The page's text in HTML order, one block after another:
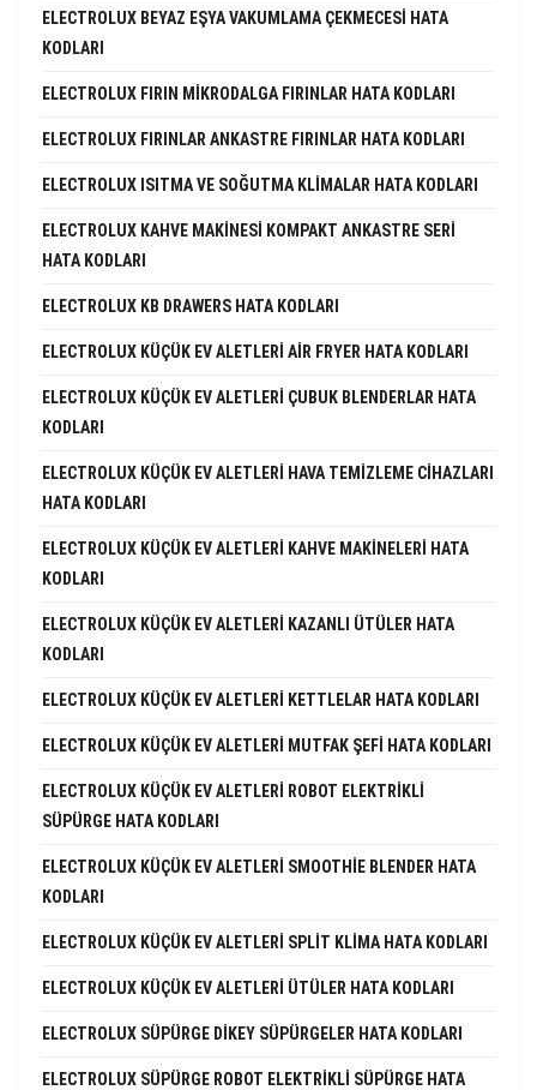
ELECTROLUX BEYAZ EŞYA VAKUMLAMA ÇEKMECESI HATA
KODLARI
ELECTROLUX FIRIN MIKRODALGA FIRINLAR HATA KODLARI
ELECTROLUX FIRINLAR ANKASTRE FIRINLAR HATA KODLARI
ELECTROLUX ISITMA VE SOĞUTMA KLIMALAR HATA KODLARI
ELECTROLUX KAHVE MAKINESI KOMPAKT ANKASTRE SERI
HATA KODLARI
ELECTROLUX KB DRAWERS HATA KODLARI
ELECTROLUX KÜÇÜK EV ALETLERI AIR FRYER HATA KODLARI
ELECTROLUX KÜÇÜK EV ALETLERI ÇUBUK BLENDERLAR HATA
KODLARI
ELECTROLUX KÜÇÜK EV ALETLERI HAVA TEMIZLEME CIHAZLARI
HATA KODLARI
ELECTROLUX KÜÇÜK EV ALETLERI KAHVE MAKINELERI HATA
KODLARI
ELECTROLUX KÜÇÜK EV ALETLERI KAZANLI ÜTÜLER HATA
KODLARI
ELECTROLUX KÜÇÜK EV ALETLERI KETTLELAR HATA KODLARI
ELECTROLUX KÜÇÜK EV ALETLERI MUTFAK ŞEFI HATA KODLARI
ELECTROLUX KÜÇÜK EV ALETLERI ROBOT ELEKTRIKLI
SÜPÜRGE HATA KODLARI
ELECTROLUX KÜÇÜK EV ALETLERI SMOOTHIE BLENDER HATA
KODLARI
ELECTROLUX KÜÇÜK EV ALETLERI SPLIT KLIMA HATA KODLARI
ELECTROLUX KÜÇÜK EV ALETLERI ÜTÜLER HATA KODLARI
ELECTROLUX SÜPÜRGE DIKEY SÜPÜRGELER HATA KODLARI
ELECTROLUX SÜPÜRGE ROBOT ELEKTRIKLI SÜPÜRGE HATA